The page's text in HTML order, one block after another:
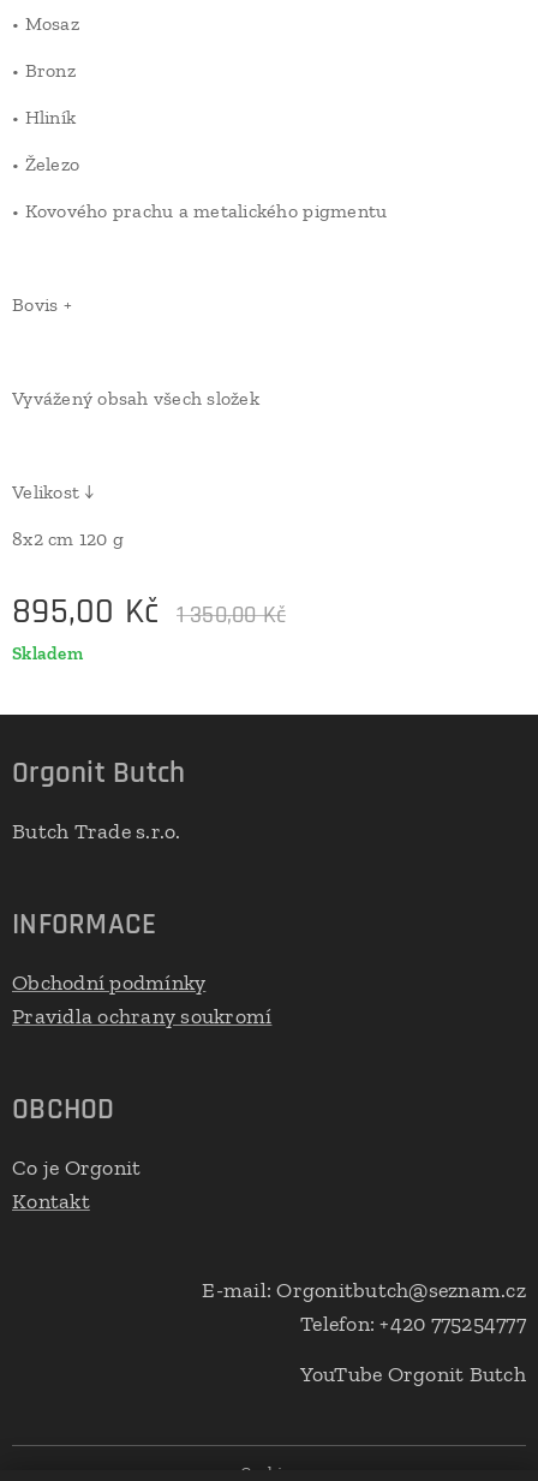
• Mosaz
• Bronz
• Hliník
• Železo
• Kovového prachu a metalického pigmentu
Bovis +
Vyvážený obsah všech složek
Velikost ↓
8x2 cm 120 g
895,00 Kč 1 350,00Kč
Skladem
Orgonit Butch
Butch Trade s.r.o.
INFORMACE
Obchodní podmínky
Pravidla ochrany soukromí
OBCHOD
Co je Orgonit
Kontakt
E-mail: Orgonitbutch@seznam.cz
Telefon: +420 775254777
YouTube Orgonit Butch
Cookies